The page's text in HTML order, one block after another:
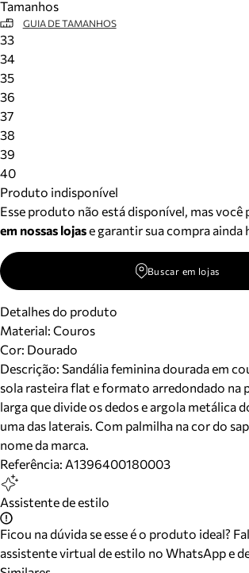
Tamanhos
GUIA DE TAMANHOS
33
34
35
36
37
38
39
40
Produto indisponível
Esse produto não está disponível, mas você
em nossas lojase garantir sua compra ainda
Buscar em lojas
Detalhes do produto
Material: Couros
Cor: Dourado
Descrição: Sandália feminina dourada em
sola rasteira flat e formato arredondado na
larga que divide os dedos e argola metálica
uma das laterais. Com palmilha na cor do
nome da marca.
Referência: A1396400180003
Assistente de estilo
Ficou na dúvida se esse é o produto ideal?
assistente virtual de estilo no WhatsApp e